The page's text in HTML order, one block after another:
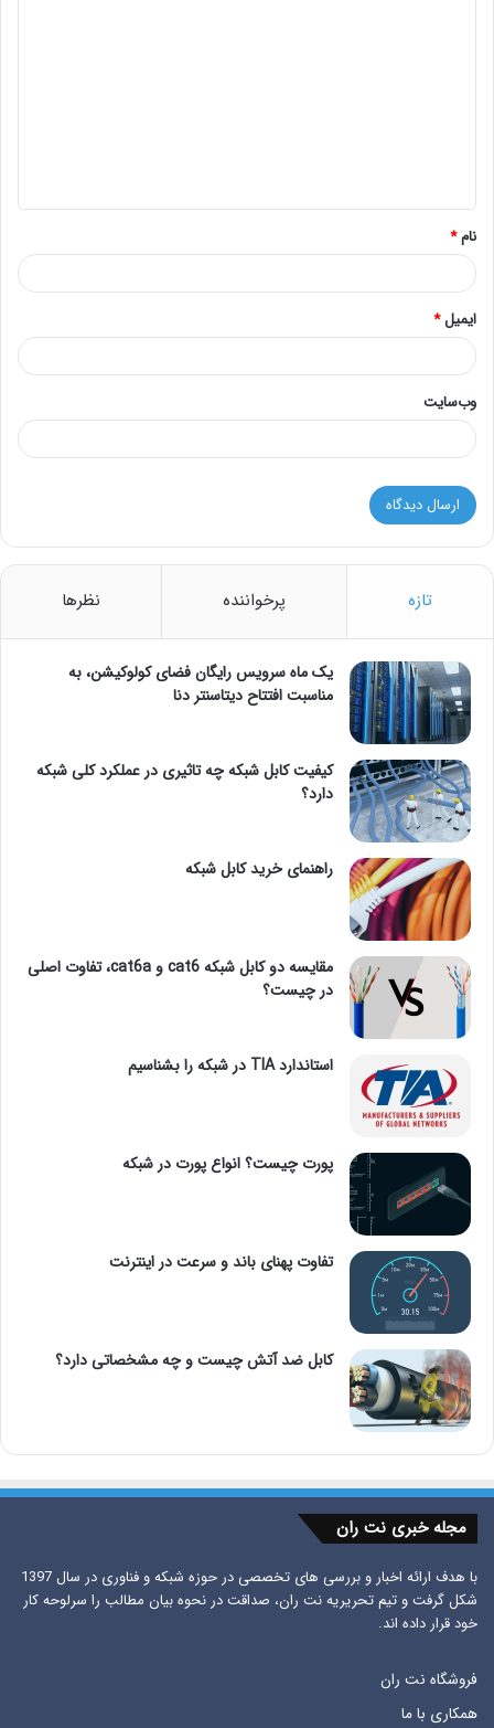
*
نام*
ایمیل*
وب‌سایت
تازه پرخواننده نظرها
یک ماه سرویس رایگان فضای کولوکیشن، به
مناسبت افتتاح دیتاسنتر دنا
کیفیت کابل شبکه چه تاثیری در عملکرد کلی شبکه
دارد؟
راهنمای خرید کابل شبکه
مقایسه دو کابل شبکه cat6 و cat6a، تفاوت اصلی
در چیست؟
استاندارد TIA در شبکه را بشناسیم
پورت چیست؟ انواع پورت در شبکه
تفاوت پهنای باند و سرعت در اینترنت
کابل ضد آتش چیست و چه مشخصاتی دارد؟
مجله خبری نت ران
با هدف ارائه اخبار و بررسی های تخصصی در حوزه شبکه و فناوری در سال 1397
شکل گرفت و تیم تحریریه نت ران، صداقت در نحوه بیان مطالب را سرلوحه کار
خود قرار داده اند.
فروشگاه نت ران
همکاری با ما